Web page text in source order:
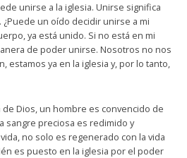
unirse a la iglesia. Unirse significa
un oído decidir unirse a mi
ya está unido. Si no está en mi
de poder unirse. Nosotros no nos
estamos ya en la iglesia y, por lo tanto,
Dios, un hombre es convencido de
sangre preciosa es redimido y
no solo es regenerado con la vida
es puesto en la iglesia por el poder